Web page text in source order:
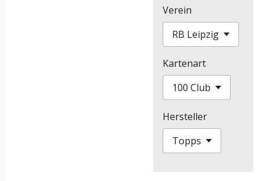
Verein
Kartenart
Hersteller